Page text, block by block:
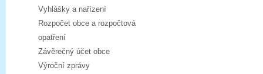
Vyhlášky a nařízení
Rozpočet obce a rozpočtová
opatření
Závěrečný účet obce
Výroční zprávy